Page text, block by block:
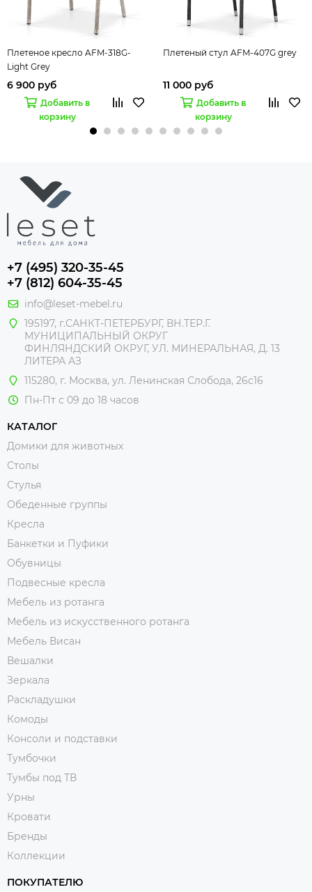
Плетеное кресло AFM-318G-
Light Grey
6 900 руб
Добавить в
корзину
Плетеный стул AFM-407G grey
11 000 руб
Добавить в
корзину
+7 (495) 320-35-45
+7 (812) 604-35-45
info@leset-mebel.ru
195197, г.САНКТ-ПЕТЕРБУРГ, ВН.ТЕР.Г.
МУНИЦИПАЛЬНЫЙ ОКРУГ
ФИНЛЯНДСКИЙ ОКРУГ, УЛ. МИНЕРАЛЬНАЯ, Д. 13
ЛИТЕРА АЗ
115280, г. Москва, ул. Ленинская Слобода, 26с16
Пн-Пт с 09 до 18 часов
КАТАЛОГ
Домики для животных
Столы
Стулья
Обеденные группы
Кресла
Банкетки и Пуфики
Обувницы
Подвесные кресла
Мебель из ротанга
Мебель из искусственного ротанга
Мебель Висан
Вешалки
Зеркала
Раскладушки
Комоды
Консоли и подставки
Тумбочки
Тумбы под ТВ
Урны
Кровати
Бренды
Коллекции
ПОКУПАТЕЛЮ